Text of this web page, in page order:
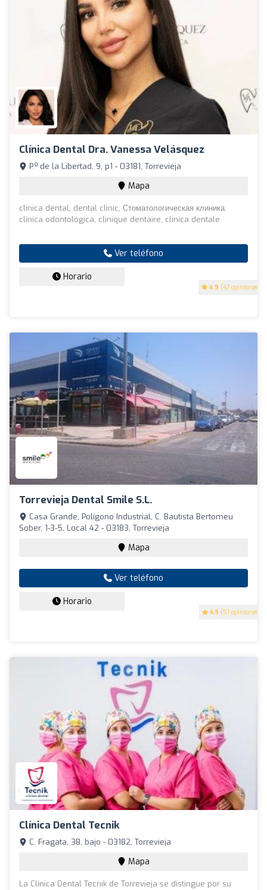
Clínica Dental Dra. Vanessa Velásquez
4.9 (47 opiniones)
P.º de la Libertad, 9, p1 - 03181, Torrevieja
Mapa
clínica dental, dental clinic, Стоматологическая клиника,
clínica odontológica, clinique dentaire, clinica dentale
Ver teléfono
Horario
Torrevieja Dental Smile S.L.
4.5 (51 opiniones)
Casa Grande, Polígono Industrial, C. Bautista Bertomeu
Sober, 1-3-5, Local 42 - 03183, Torrevieja
Mapa
Ver teléfono
Horario
Clínica Dental Tecnik
C. Fragata, 38, bajo - 03182, Torrevieja
Mapa
La Clínica Dental Tecnik de Torrevieja se distingue por su